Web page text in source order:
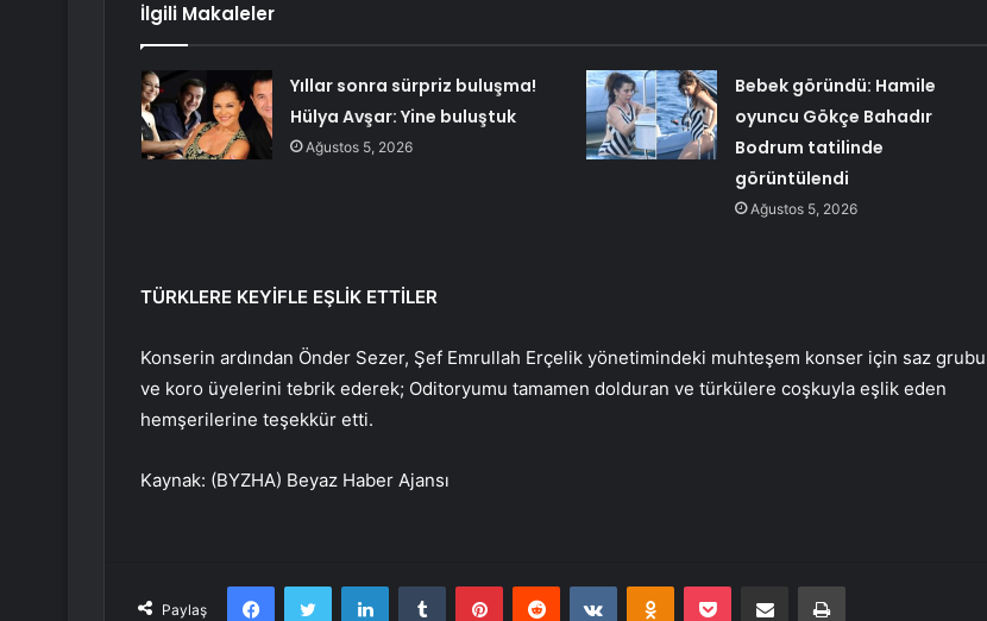
İlgili Makaleler
Yıllar sonra sürpriz buluşma!
Hülya Avşar: Yine buluştuk
Ağustos 5, 2026
Bebek göründü: Hamile
oyuncu Gökçe Bahadır
Bodrum tatilinde
görüntülendi
Ağustos 5, 2026
TÜRKLERE KEYİFLE EŞLİK ETTİLER
Konserin ardından Önder Sezer, Şef Emrullah Erçelik yönetimindeki muhteşem konser için saz grubu
ve koro üyelerini tebrik ederek; Oditoryumu tamamen dolduran ve türkülere coşkuyla eşlik eden
hemşerilerine teşekkür etti.
Kaynak: (BYZHA) Beyaz Haber Ajansı
Paylaş
FacebookTwitter LinkedInTumblr PinterestReddit VKontakteOdnoklassniki
Pocket E-Posta ile paylaş Yazdır